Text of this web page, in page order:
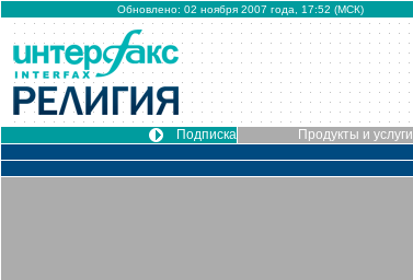
Обновлено: 02 ноября 2007 года, 17:52 (МСК)
Подписка Продукты и услуги